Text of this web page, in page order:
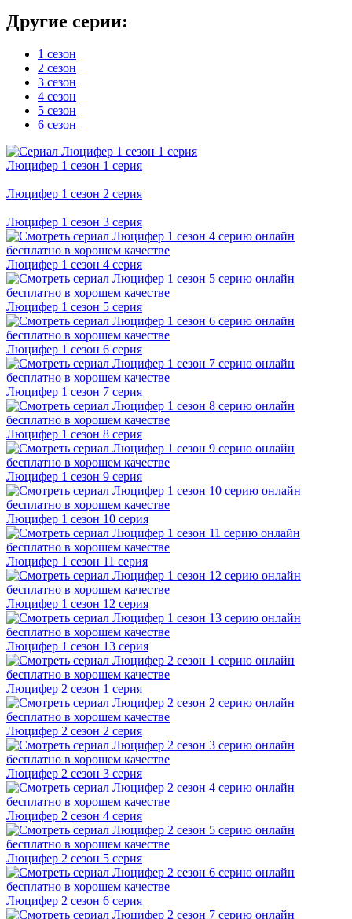
Другие серии:
1 сезон
2 сезон
3 сезон
4 сезон
5 сезон
6 сезон
Люцифер 1 cезон 1 cерия
Люцифер 1 cезон 2 cерия
Люцифер 1 cезон 3 cерия
Люцифер 1 cезон 4 cерия
Люцифер 1 cезон 5 cерия
Люцифер 1 cезон 6 cерия
Люцифер 1 cезон 7 cерия
Люцифер 1 cезон 8 cерия
Люцифер 1 cезон 9 cерия
Люцифер 1 cезон 10 cерия
Люцифер 1 cезон 11 cерия
Люцифер 1 cезон 12 cерия
Люцифер 1 cезон 13 cерия
Люцифер 2 cезон 1 cерия
Люцифер 2 cезон 2 cерия
Люцифер 2 cезон 3 cерия
Люцифер 2 cезон 4 cерия
Люцифер 2 cезон 5 cерия
Люцифер 2 cезон 6 cерия